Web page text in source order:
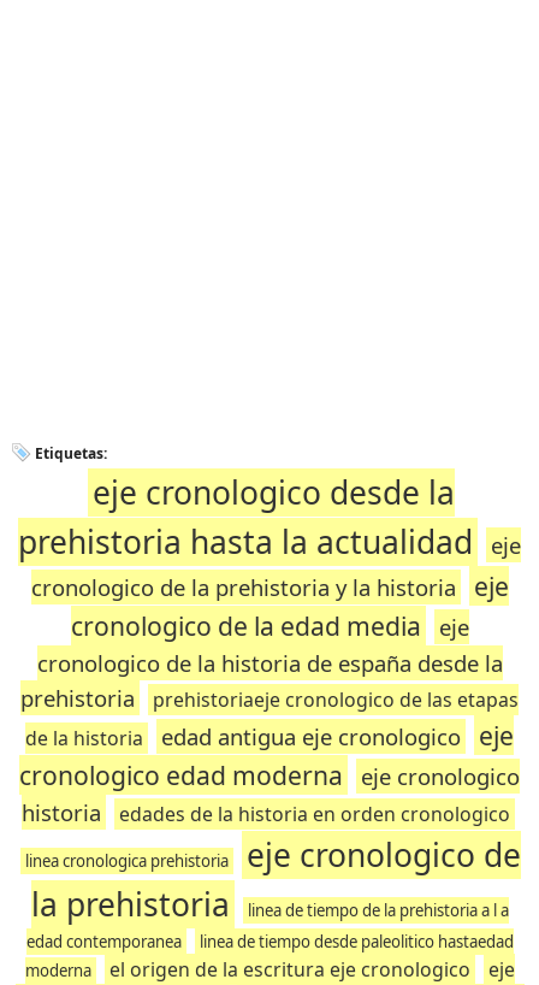
Etiquetas:
eje cronologico desde la
prehistoria hasta la actualidad
eje
cronologico de la prehistoria y la historia
eje
cronologico de la edad media
eje
cronologico de la historia de españa desde la
prehistoria
prehistoriaeje cronologico de las etapas
de la historia
edad antigua eje cronologico
eje
cronologico edad moderna
eje cronologico
historia
edades de la historia en orden cronologico
linea cronologica prehistoria
eje cronologico de
la prehistoria
linea de tiempo de la prehistoria a l a
edad contemporanea
linea de tiempo desde paleolitico hastaedad
moderna
el origen de la escritura eje cronologico
eje